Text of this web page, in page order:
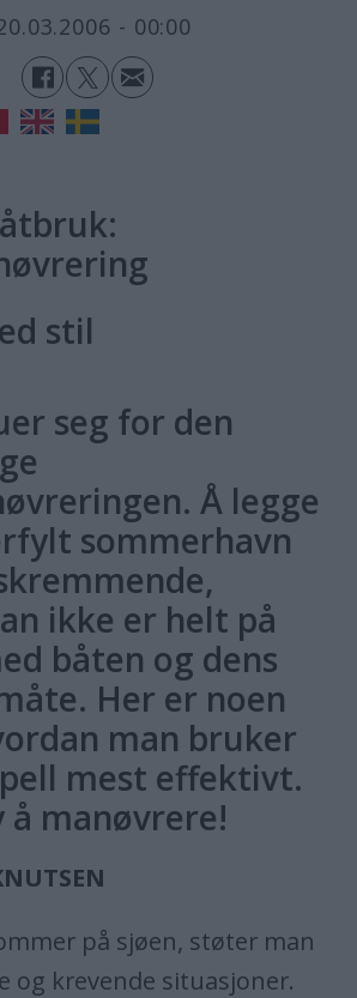
20.03.2006 - 00:00
stil
seg for den
Å legge
sommerhavn
ikke er helt på
båten og dens
Her er noen
man bruker
mest effektivt.
å manøvrere!
på sjøen, støter man
og krevende situasjoner.